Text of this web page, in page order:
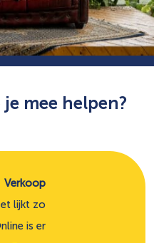
mee helpen?
Verkoop
lijkt zo
is er